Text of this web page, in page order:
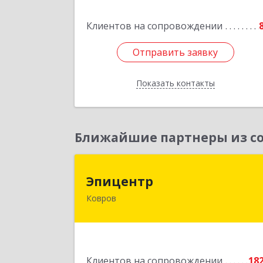
Клиентов на сопровождении
Отправить заявку
Показать контакты
Отправить заявку
Назад
Ближайшие партнеры из
Эпицентр
Ковров
601900, Владимирская обл, Ковров г,